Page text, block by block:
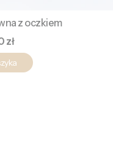
z oczkiem
zł